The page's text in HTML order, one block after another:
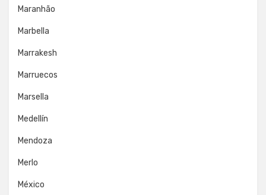
Maranhão
Marbella
Marrakesh
Marruecos
Marsella
Medellín
Mendoza
Merlo
México